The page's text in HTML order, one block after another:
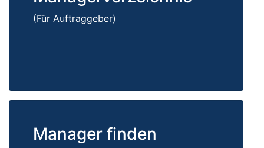
(Für Auftraggeber)
Manager finden